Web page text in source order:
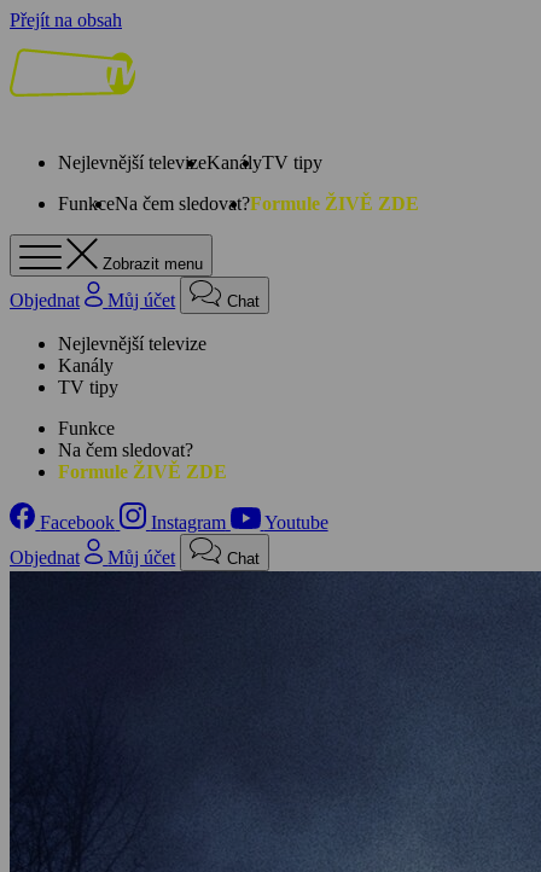
Přejít na obsah
Nejlevnější televizeKanályTV tipy
FunkceNa čem sledovat?Formule ŽIVĚ ZDE
Zobrazit menu
Objednat Můj účet Chat
Nejlevnější televize
Kanály
TV tipy
Funkce
Na čem sledovat?
Formule ŽIVĚ ZDE
Facebook Instagram
Youtube
Objednat
Můj účet Chat